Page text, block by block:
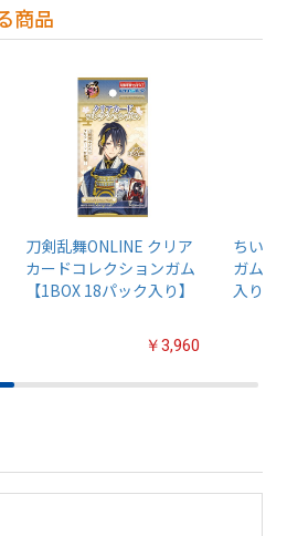
商品
刀剣乱舞ONLINE クリア
カードコレクションガム
【1BOX 18パック入り】
￥3,960
ちいか
ガム4
入り】